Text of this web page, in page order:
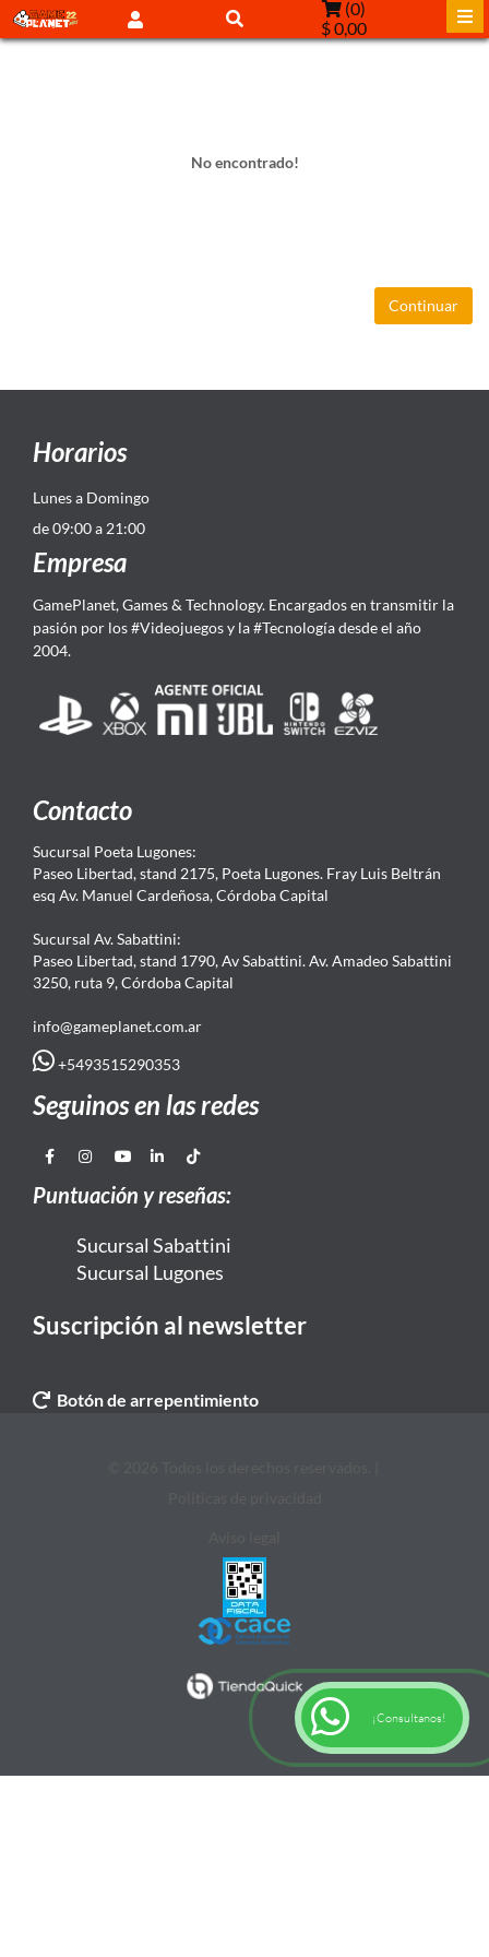
(0)
$ 0,00
No encontrado!
Continuar
Horarios
Lunes a Domingo
de 09:00 a 21:00
Empresa
GamePlanet, Games & Technology. Encargados en transmitir la
pasión por los #Videojuegos y la #Tecnología desde el año
2004.
Contacto
Sucursal Poeta Lugones:
Paseo Libertad, stand 2175, Poeta Lugones. Fray Luis Beltrán
esq Av. Manuel Cardeñosa, Córdoba Capital
Sucursal Av. Sabattini:
Paseo Libertad, stand 1790, Av Sabattini. Av. Amadeo Sabattini
3250, ruta 9, Córdoba Capital
info@gameplanet.com.ar
+5493515290353
Seguinos en las redes
Puntuación y reseñas:
Sucursal Sabattini
Sucursal Lugones
Suscripción al newsletter
Botón de arrepentimiento
¡Consultanos!